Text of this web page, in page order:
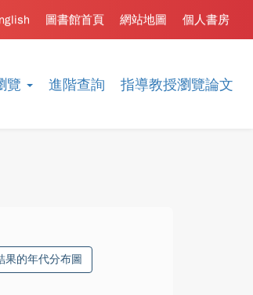
覽 進階查詢 指導教授瀏覽論文
個人書房
網站地圖
圖書館首頁
果的年代分布圖